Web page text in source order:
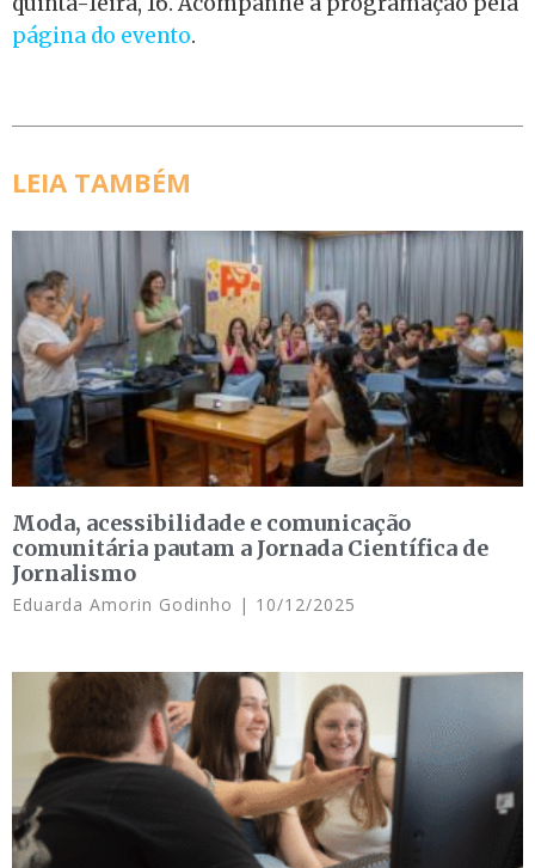
página do evento.
LEIA TAMBÉM
Moda, acessibilidade e comunicação
comunitária pautam a Jornada Científica de
Jornalismo
Eduarda Amorin Godinho 10/12/2025